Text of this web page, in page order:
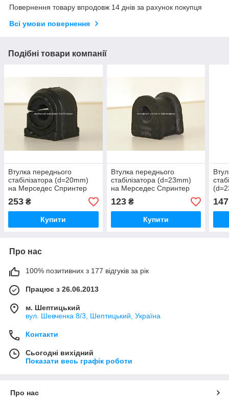
Повернення товару впродовж 14 днів за рахунок покупця
Всі умови повернення
Подібні товари компанії
Втулка переднього
стабілізатора (d=20mm)
на Мерседес Спринтер
906 2006-> Autotechteile
(Німеччина) A3123
253 ₴
Купити
Втулка переднього
стабілізатора (d=23mm)
на Мерседес Спринтер
906 2006-> BC GUMA
(Україна) BC1396
123₴
Купити
147
Про нас
100% позитивних з 177 відгуків за рік
Працює з 26.06.2013
м. Шептицький
вул. Шевченка 8/3, Шептицький, Україна
Контакти
Сьогодні вихідний
Показати весь графік роботи
Про нас